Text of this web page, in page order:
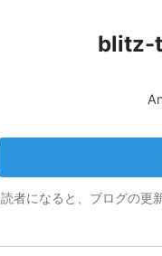
blitz-
読者になると、ブログの更